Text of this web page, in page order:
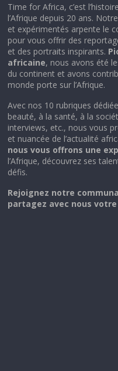
Time for Africa, c’est
l’Afrique depuis 20 ans.
et expérimentés arpente le
pour vous offrir des
et des portraits inspirants.
africaine, nous avons été
du continent et avons
monde porte sur l’Afrique.
Avec nos 10 rubriques
beauté, à la santé, à la
interviews, etc., nous vous
et nuancée de l’actualité
nous vous offrons une
l’Afrique, découvrez ses
défis.
Rejoignez notre
partagez avec nous